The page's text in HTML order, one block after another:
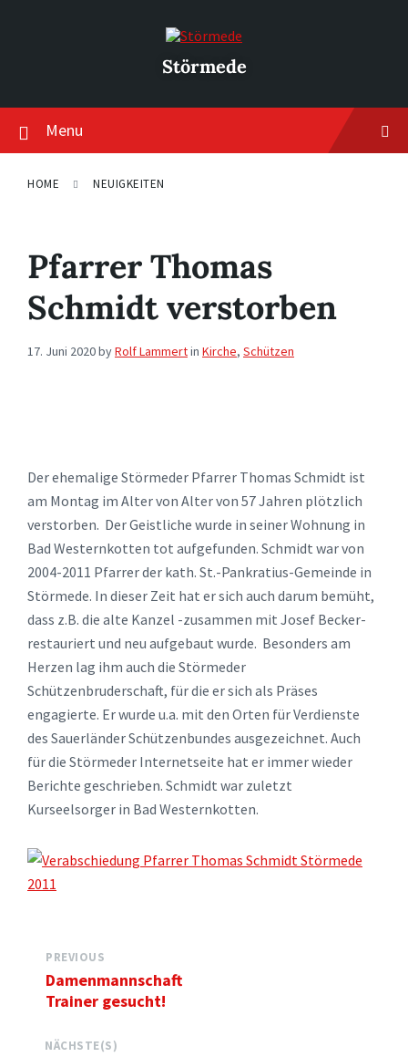
Störmede
Menu
HOME NEUIGKEITEN
Pfarrer Thomas
Schmidt verstorben
17. Juni 2020byRolf Lammertin Kirche, Schützen
Der ehemalige Störmeder Pfarrer Thomas Schmidt ist
am Montag im Alter von Alter von 57 Jahren plötzlich
verstorben. Der Geistliche wurde in seiner Wohnung in
Bad Westernkotten tot aufgefunden. Schmidt war von
2004-2011 Pfarrer der kath. St.-Pankratius-Gemeinde in
Störmede. In dieser Zeit hat er sich auch darum bemüht,
dass z.B. die alte Kanzel -zusammen mit Josef Becker-
restauriert und neu aufgebaut wurde. Besonders am
Herzen lag ihm auch die Störmeder
Schützenbruderschaft, für die er sich als Präses
engagierte. Er wurde u.a. mit den Orten für Verdienste
des Sauerländer Schützenbundes ausgezeichnet. Auch
für die Störmeder Internetseite hat er immer wieder
Berichte geschrieben. Schmidt war zuletzt
Kurseelsorger in Bad Westernkotten.
PREVIOUS
Damenmannschaft
Trainer gesucht!
NÄCHSTE(S)